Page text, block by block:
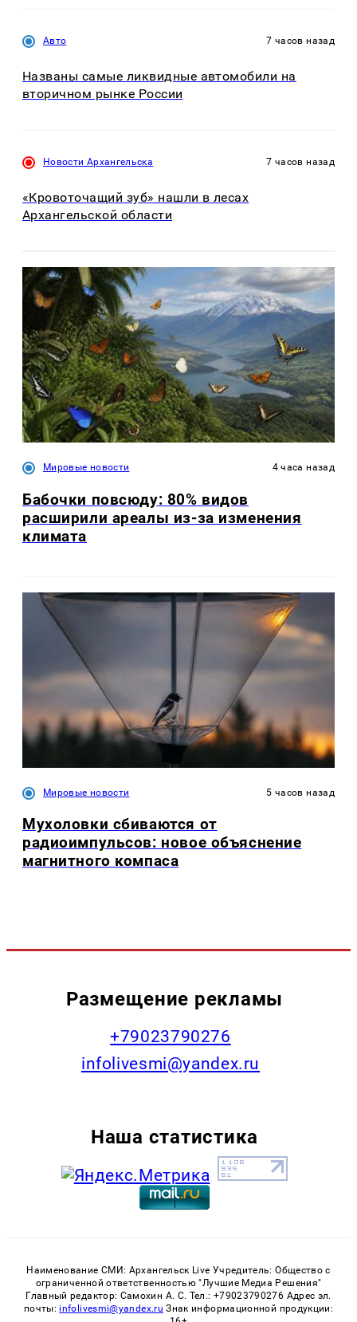
Авто 7 часов назад
Названы самые ликвидные автомобили на
вторичном рынке России
Новости Архангельска 7 часов назад
«Кровоточащий зуб» нашли в лесах
Архангельской области
Мировые новости 4 часа назад
Бабочки повсюду: 80% видов
расширили ареалы из-за изменения
климата
Мировые новости 5 часов назад
Мухоловки сбиваются от
радиоимпульсов: новое объяснение
магнитного компаса
Размещение рекламы
+79023790276
infolivesmi@yandex.ru
Наша статистика
Наименование СМИ: Архангельск Live Учредитель: Общество с
ограниченной ответственностью "Лучшие Медиа Решения"
Главный редактор: Самохин А. С. Тел.: +79023790276 Адрес эл.
почты: infolivesmi@yandex.ru Знак информационной продукции: